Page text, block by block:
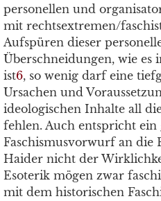
personellen und
mit rechtsextremen/
Aufspüren dieser
Überschneidungen, wie es
ist6, so wenig darf eine
Ursachen und
ideologischen Inhalte all
fehlen. Auch entspricht ein
Faschismusvorwurf an die
Haider nicht der
Esoterik mögen zwar
mit dem historischen